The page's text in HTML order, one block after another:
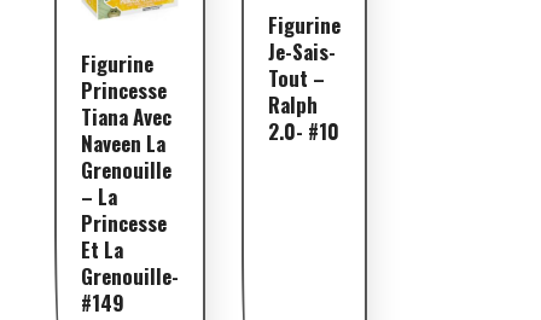
Figurine
Princesse
Tiana Avec
Naveen La
Grenouille
– La
Princesse
Et La
Grenouille-
#149
Figurine
Je-Sais-
Tout –
Ralph
2.0- #10